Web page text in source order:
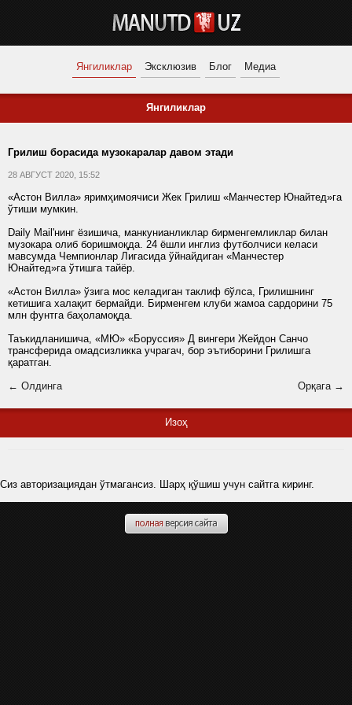
Янгиликлар Эксклюзив Блог Медиа
Янгиликлар
Грилиш борасида музокаралар давом этади
28 АВГУСТ 2020, 15:52
«Астон Вилла» яримҳимоячиси Жек Грилиш «Манчестер Юнайтед»га
ўтиши мумкин.
Daily Mail'нинг ёзишича, манкунианликлар бирменгемликлар билан
музокара олиб боришмоқда. 24 ёшли инглиз футболчиси келаси
мавсумда Чемпионлар Лигасида ўйнайдиган «Манчестер
Юнайтед»га ўтишга тайёр.
«Астон Вилла» ўзига мос келадиган таклиф бўлса, Грилишнинг
кетишига халақит бермайди. Бирменгем клуби жамоа сардорини 75
млн фунтга баҳоламоқда.
Таъкидланишича, «МЮ» «Боруссия» Д вингери Жейдон Санчо
трансферида омадсизликка учрагач, бор эътиборини Грилишга
қаратган.
← Олдинга
Орқага →
Изоҳ
Сиз авторизациядан ўтмагансиз. Шарҳ қўшиш учун сайтга киринг.